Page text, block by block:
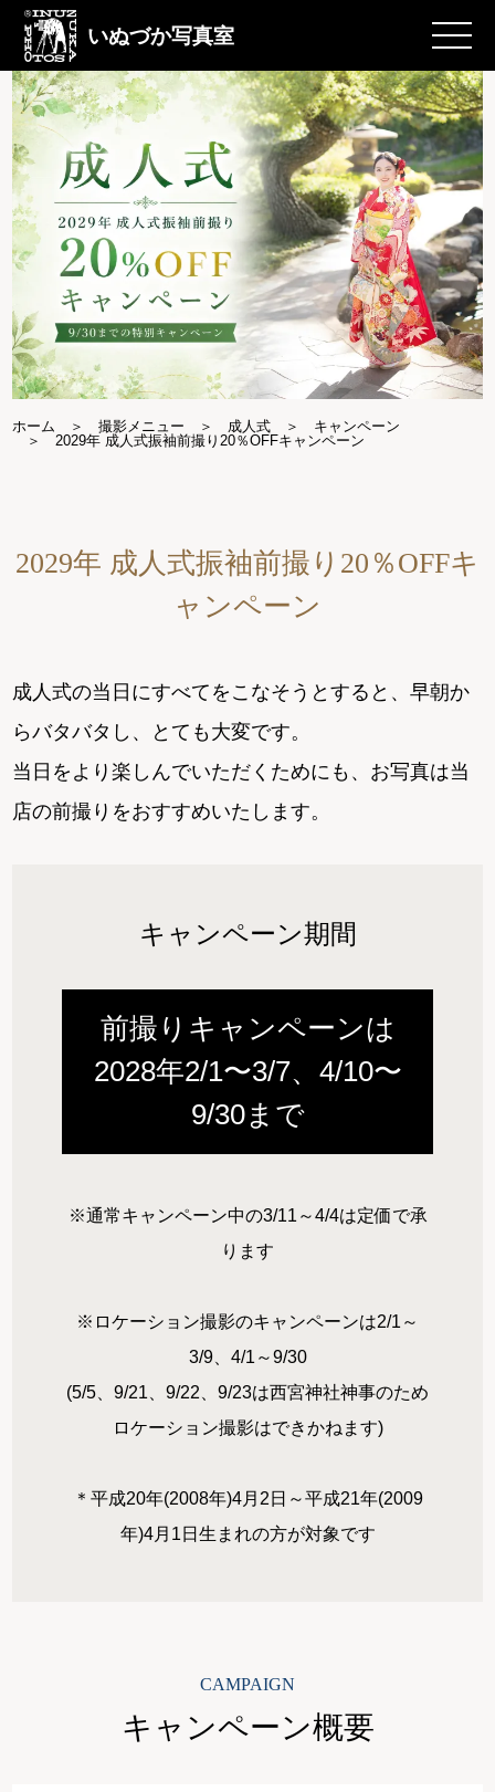
いぬづか写真室
ホーム 撮影メニュー 成人式
キャンペーン
2029年 成人式振袖前撮り20％OFFキャンペーン
2029年 成人式振袖前撮り20％OFFキ
ャンペーン
成人式の当日にすべてをこなそうとすると、早朝か
らバタバタし、とても大変です。
当日をより楽しんでいただくためにも、お写真は当
店の前撮りをおすすめいたします。
キャンペーン期間
前撮りキャンペーンは
2028年2/1〜3/7、4/10〜
9/30まで
※通常キャンペーン中の3/11～4/4は定価で承
ります
※ロケーション撮影のキャンペーンは2/1～
3/9、4/1～9/30
(5/5、9/21、9/22、9/23は西宮神社神事のため
ロケーション撮影はできかねます)
＊平成20年(2008年)4月2日～平成21年(2009
年)4月1日生まれの方が対象です
CAMPAIGN
キャンペーン概要